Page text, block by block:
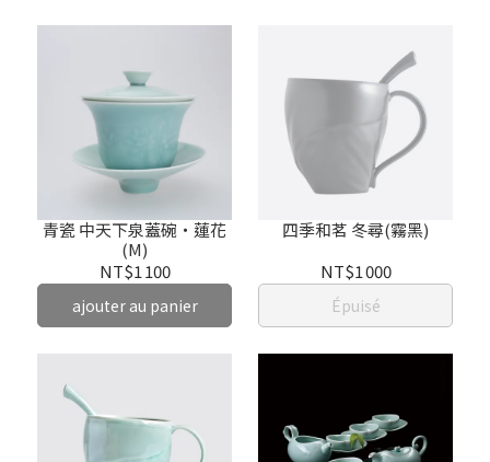
青瓷 中天下泉蓋碗‧蓮花
(M)
NT$1 100
ajouter au panier
四季和茗 冬尋(霧黑)
NT$1 000
Épuisé